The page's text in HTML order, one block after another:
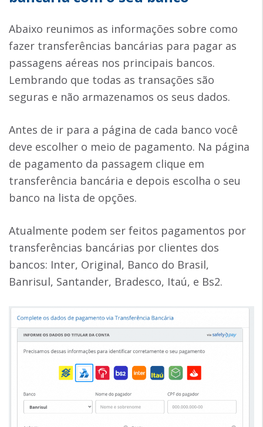
Abaixo reunimos as informações sobre como
fazer transferências bancárias para pagar as
passagens aéreas nos principais bancos.
Lembrando que todas as transações são
seguras e não armazenamos os seus dados.
Antes de ir para a página de cada banco você
deve escolher o meio de pagamento. Na página
de pagamento da passagem clique em
transferência bancária e depois escolha o seu
banco na lista de opções.
Atualmente podem ser feitos pagamentos por
transferências bancárias por clientes dos
bancos: Inter, Original, Banco do Brasil,
Banrisul, Santander, Bradesco, Itaú, e Bs2.